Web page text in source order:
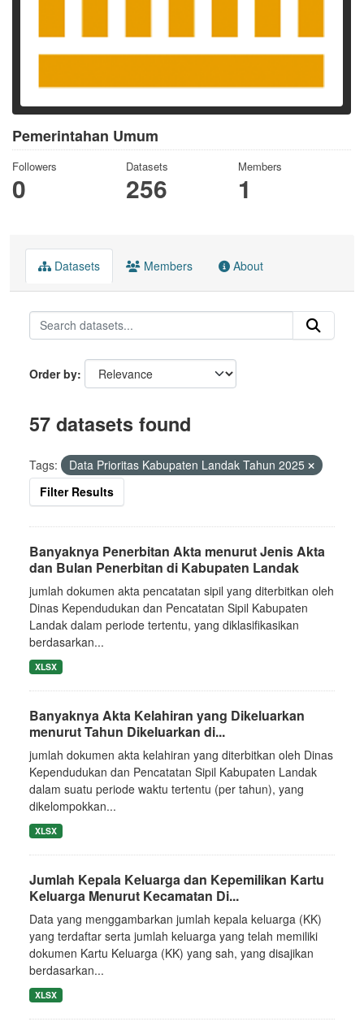
Pemerintahan Umum
Followers
0
Datasets
256
Members
1
Datasets Members About
Order by
57 datasets found
Tags:
Data Prioritas Kabupaten Landak Tahun 2025
Filter Results
Banyaknya Penerbitan Akta menurut Jenis Akta
dan Bulan Penerbitan di Kabupaten Landak
jumlah dokumen akta pencatatan sipil yang diterbitkan oleh
Dinas Kependudukan dan Pencatatan Sipil Kabupaten
Landak dalam periode tertentu, yang diklasifikasikan
berdasarkan...
XLSX
Banyaknya Akta Kelahiran yang Dikeluarkan
menurut Tahun Dikeluarkan di...
jumlah dokumen akta kelahiran yang diterbitkan oleh Dinas
Kependudukan dan Pencatatan Sipil Kabupaten Landak
dalam suatu periode waktu tertentu (per tahun), yang
dikelompokkan...
XLSX
Jumlah Kepala Keluarga dan Kepemilikan Kartu
Keluarga Menurut Kecamatan Di...
Data yang menggambarkan jumlah kepala keluarga (KK)
yang terdaftar serta jumlah keluarga yang telah memiliki
dokumen Kartu Keluarga (KK) yang sah, yang disajikan
berdasarkan...
XLSX